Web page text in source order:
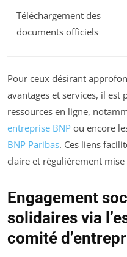
Téléchargement des
documents officiels
Pour ceux désirant
avantages et services, il est
ressources en ligne,
entreprise BNP ou encore
BNP Paribas. Ces liens
claire et régulièrement mise
Engagement
solidaires via
comité